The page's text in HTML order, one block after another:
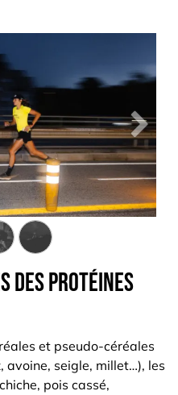
des protéines
et pseudo-céréales
avoine, seigle, millet…), les
pois cassé,